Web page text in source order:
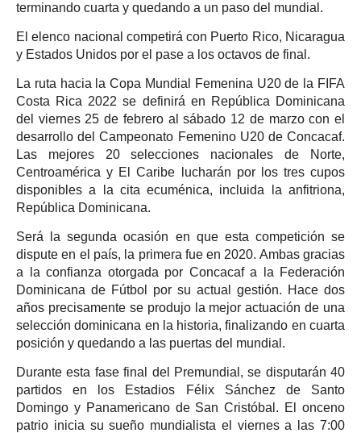
terminando cuarta y quedando a un paso del mundial.
El elenco nacional competirá con Puerto Rico, Nicaragua
y Estados Unidos por el pase a los octavos de final.
La ruta hacia la Copa Mundial Femenina U20 de la FIFA
Costa Rica 2022 se definirá en República Dominicana
del viernes 25 de febrero al sábado 12 de marzo con el
desarrollo del Campeonato Femenino U20 de Concacaf.
Las mejores 20 selecciones nacionales de Norte,
Centroamérica y El Caribe lucharán por los tres cupos
disponibles a la cita ecuménica, incluida la anfitriona,
República Dominicana.
Será la segunda ocasión en que esta competición se
dispute en el país, la primera fue en 2020. Ambas gracias
a la confianza otorgada por Concacaf a la Federación
Dominicana de Fútbol por su actual gestión. Hace dos
años precisamente se produjo la mejor actuación de una
selección dominicana en la historia, finalizando en cuarta
posición y quedando a las puertas del mundial.
Durante esta fase final del Premundial, se disputarán 40
partidos en los Estadios Félix Sánchez de Santo
Domingo y Panamericano de San Cristóbal. El onceno
patrio inicia su sueño mundialista el viernes a las 7:00